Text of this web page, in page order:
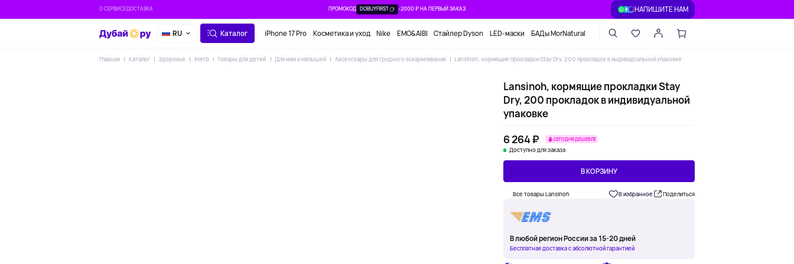
О СЕРВИСЕДОСТАВКА ПРОМОКОД DOBUYFIRST -2000 ₽ НА ПЕРВЫЙ ЗАКАЗ НАПИШИТЕ НАМ
RU Каталог iPhone 17 Pro Косметика и уход Nike EMO&AIBI Стайлер Dyson LED-маски БАДы MorNatural
Главная Каталог Здоровье IHerb Товары для детей Для мам и малышей Аксессуары для грудного вскармливания Lansinoh, кормящие прокладки Stay Dry, 200 прокладок в индивидуальной упаковке
Lansinoh, кормящие прокладки Stay
Dry, 200 прокладок в индивидуальной
упаковке
6 264 ₽
СЕГОДНЯ ДЕШЕВЛЕ
Доступно для заказа
В КОРЗИНУ
Все товары Lansinoh В избранное Поделиться
В любой регион России за 15-20 дней
Бесплатная доставка с абсолютной гарантией